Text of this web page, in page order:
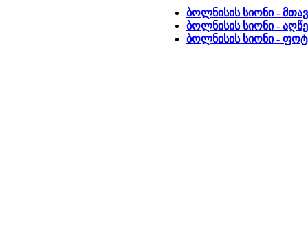
ბოლნისის სიონი -
ბოლნისის სიონი -
ბოლნისის სიონი -